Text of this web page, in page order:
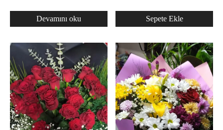
Devamını oku Sepete Ekle